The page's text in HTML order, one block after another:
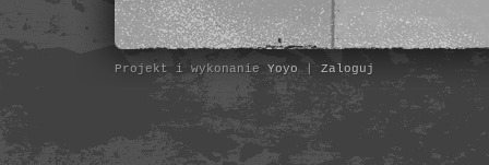
Projekt i wykonanie Yoyo Zaloguj